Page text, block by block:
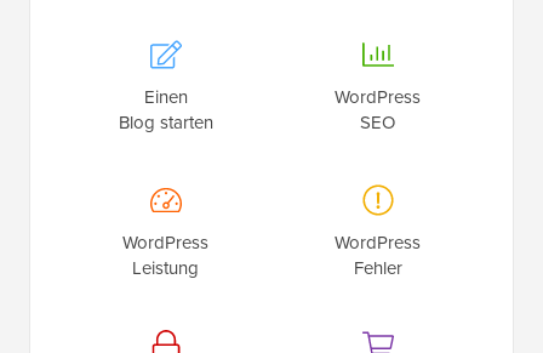
Einen
Blog starten
WordPress
SEO
WordPress
Leistung
WordPress
Fehler
WordPress
Erstellen eines